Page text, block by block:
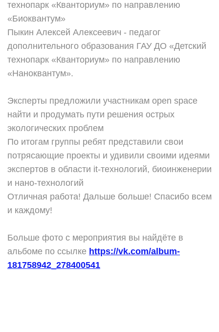
технопарк «Кванториум» по направлению
«Биоквантум»
Пыкин Алексей Алексеевич - педагог
дополнительного образования ГАУ ДО «Детский
технопарк «Кванториум» по направлению
«Наноквантум».
Эксперты предложили участникам open space
найти и продумать пути решения острых
экологических проблем
По итогам группы ребят представили свои
потрясающие проекты и удивили своими идеями
экспертов в области it-технологий, биоинженерии
и нано-технологий
Отличная работа! Дальше больше! Спасибо всем
и каждому!
Больше фото с мероприятия вы найдёте в
альбоме по ссылке https://vk.com/album-
181758942_278400541